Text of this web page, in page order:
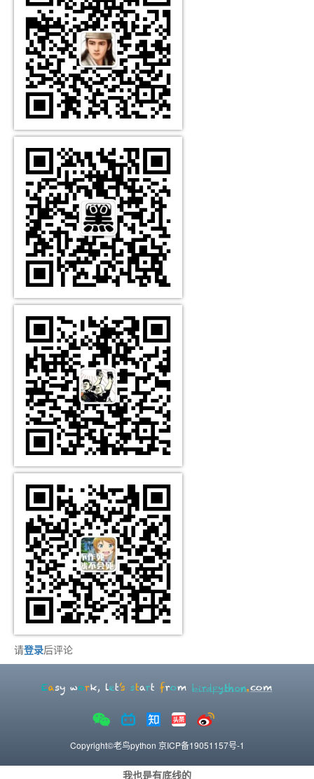
请登录后评论
Copyright©老鸟python 京ICP备19051157号-1
我也是有底线的